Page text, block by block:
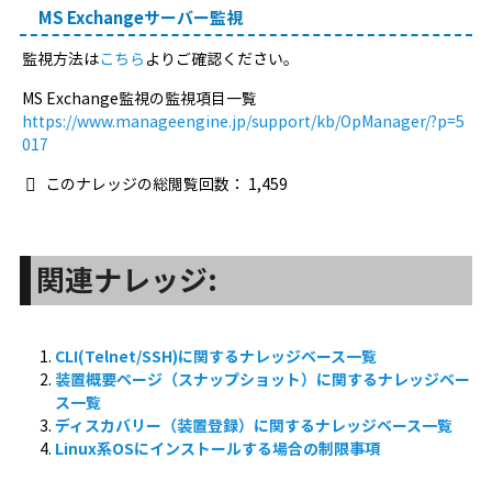
MS Exchangeサーバー監視
監視方法はこちら よりご確認ください。
MS Exchange監視の監視項目一覧
https://www.manageengine.jp/support/kb/OpManager/?p=5
017
このナレッジの総閲覧回数： 1,459
関連ナレッジ:
CLI(Telnet/SSH)に関するナレッジベース一覧
装置概要ページ（スナップショット）に関するナレッジベー
ス一覧
ディスカバリー（装置登録）に関するナレッジベース一覧
Linux系OSにインストールする場合の制限事項